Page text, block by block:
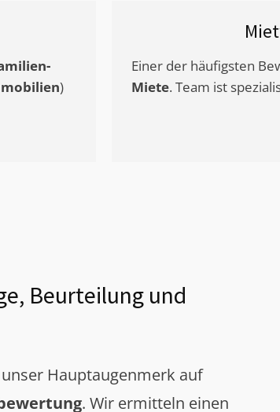
)
Einer der häufigsten
Miete. Team ist
Beurteilung und
Hauptaugenmerk auf
. Wir ermitteln einen